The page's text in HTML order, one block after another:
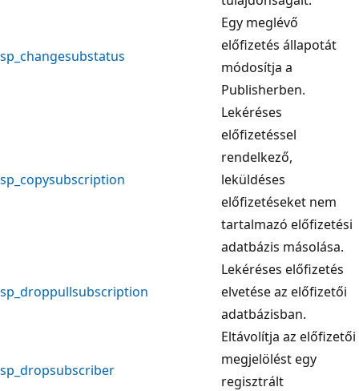
sp_changesubstatus
Egy meglévő
előfizetés állapotát
módosítja a
Publisherben.
sp_copysubscription
Lekéréses
előfizetéssel
rendelkező,
leküldéses
előfizetéseket nem
tartalmazó előfizetési
adatbázis másolása.
sp_droppullsubscription
Lekéréses előfizetés
elvetése az előfizetői
adatbázisban.
sp_dropsubscriber
Eltávolítja az előfizetői
megjelölést egy
regisztrált